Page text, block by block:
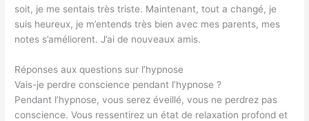
soit, je me sentais très triste. Maintenant, tout a changé, je
suis heureux, je m’entends très bien avec mes parents, mes
notes s’améliorent. J’ai de nouveaux amis.
Réponses aux questions sur l’hypnose
Vais-je perdre conscience pendant l’hypnose ?
Pendant l’hypnose, vous serez éveillé, vous ne perdrez pas
conscience. Vous ressentirez un état de relaxation profond et